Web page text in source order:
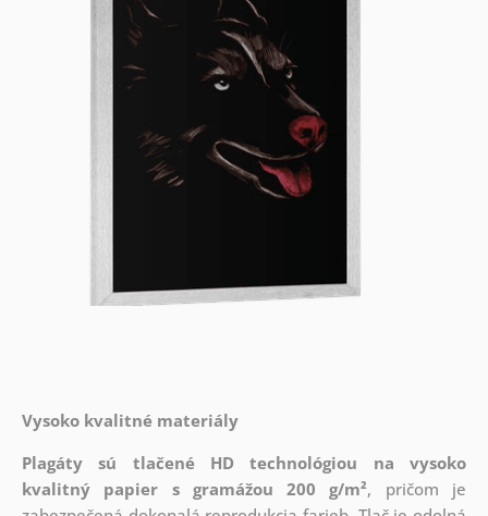
Vysoko kvalitné materiály
Plagáty sú tlačené HD technológiou na vysoko
kvalitný papier s gramážou 200 g/m², pričom je